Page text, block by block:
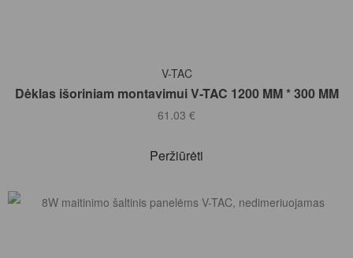
V-TAC
Dėklas išoriniam montavimui V-TAC 1200 MM * 300 MM
61.03 €
Peržiūrėti